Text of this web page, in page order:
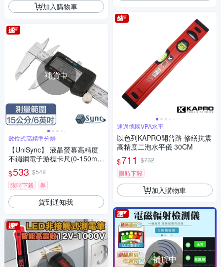
加入購物車
補貨中
數位式高精準分辨
【UniSync】 液晶螢幕高精度
不鏽鋼電子游標卡尺(0-150m
m)
$533 $549
限時下殺
券
貨到通知我
通過德國VPA水平
以色列KAPRO開普路 修繕抗震
高精度二泡水平儀 30CM
$711 $732
限時下殺
加入購物車
補貨中